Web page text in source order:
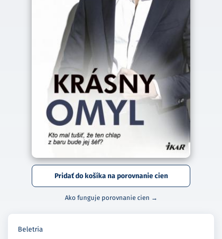
Pridať do košíka na porovnanie cien
Ako funguje porovnanie cien →
Beletria